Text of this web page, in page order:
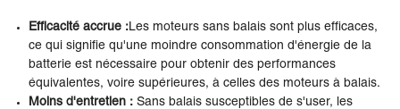
Efficacité accrue :Les moteurs sans balais sont plus efficaces,
ce qui signifie qu'une moindre consommation d'énergie de la
batterie est nécessaire pour obtenir des performances
équivalentes, voire supérieures, à celles des moteurs à balais.
Moins d'entretien : Sans balais susceptibles de s'user, les